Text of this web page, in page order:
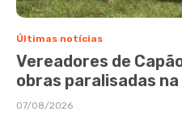
Últimas notícias
Vereadores de
obras paralisadas
07/08/2026